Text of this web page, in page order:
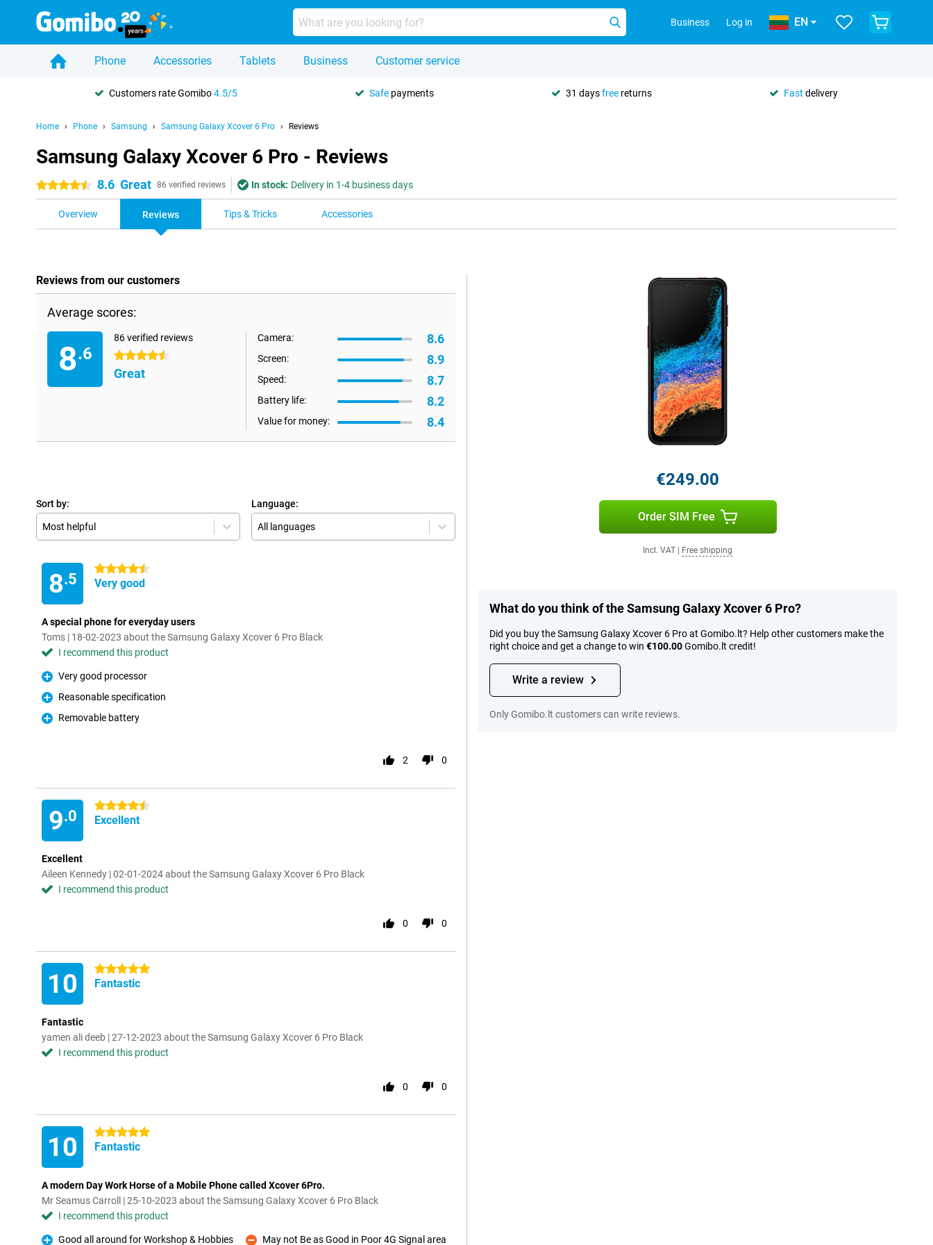
Business Log in EN
Phone Accessories Tablets Business Customer service
Customers rate Gomibo4.5/5 Safe payments 31 daysfree returns Fast delivery
Home Phone Samsung Samsung Galaxy Xcover 6 Pro Reviews
Samsung Galaxy Xcover 6 Pro - Reviews
4.5 stars 8.6 Great 86 verified reviews In stock: Delivery in 1-4 business days
Overview Reviews Tips & Tricks Accessories
Reviews from our customers
Average scores:
8.6
86 verified reviews
4.5 stars
Great
Camera: 8.6
Screen: 8.9
Speed: 8.7
Battery life: 8.2
Value for money: 8.4
Sort by:
Most helpful
Language:
All languages
8.5
4.5 stars
Very good
A special phone for everyday users
Toms | 18-02-2023 about the Samsung Galaxy Xcover 6 Pro Black
I recommend this product
Pro
Very good processor
Pro
Reasonable specification
Pro
Removable battery
2 0
9.0
4.5 stars
Excellent
Excellent
Aileen Kennedy | 02-01-2024 about the Samsung Galaxy Xcover 6 Pro Black
I recommend this product
0 0
10 5 stars
Fantastic
Fantastic
yamen ali deeb | 27-12-2023 about the Samsung Galaxy Xcover 6 Pro Black
I recommend this product
0 0
10 5 stars
Fantastic
A modern Day Work Horse of a Mobile Phone called Xcover 6Pro.
Mr Seamus Carroll | 25-10-2023 about the Samsung Galaxy Xcover 6 Pro Black
I recommend this product
Good all around for Workshop & Hobbies May not Be as Good in Poor 4G Signal area
€249.00
Order SIM Free
Incl. VAT Free shipping
What do you think of the Samsung Galaxy Xcover 6 Pro?
Did you buy the Samsung Galaxy Xcover 6 Pro at Gomibo.lt? Help other customers make the
right choice and get a change to win €100.00Gomibo.lt credit!
Write a review
Only Gomibo.lt customers can write reviews.